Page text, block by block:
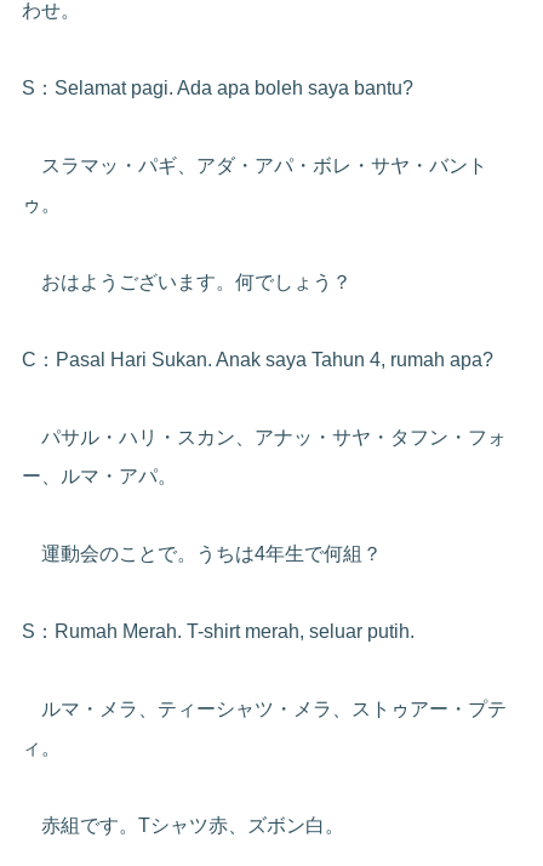
わせ。
S：Selamat pagi. Ada apa boleh saya bantu?
スラマッ・パギ、アダ・アパ・ボレ・サヤ・バント
ゥ。
おはようございます。何でしょう？
C：Pasal Hari Sukan. Anak saya Tahun 4, rumah apa?
パサル・ハリ・スカン、アナッ・サヤ・タフン・フォ
ー、ルマ・アパ。
運動会のことで。うちは4年生で何組？
S：Rumah Merah. T-shirt merah, seluar putih.
ルマ・メラ、ティーシャツ・メラ、ストゥアー・プテ
ィ。
赤組です。Tシャツ赤、ズボン白。